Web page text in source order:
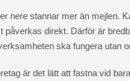
nere stannar mer än mejlen.
påverkas direkt. Därför är
ska fungera utan
är det lätt att fastna vid